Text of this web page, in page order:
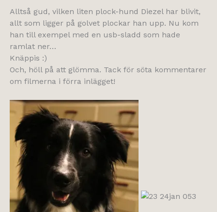
Alltså gud, vilken liten plock-hund Diezel har blivit,
allt som ligger på golvet plockar han upp. Nu kom
han till exempel med en usb-sladd som hade
ramlat ner…
Knäppis :)
Och, höll på att glömma. Tack för söta kommentarer
om filmerna i förra inlägget!